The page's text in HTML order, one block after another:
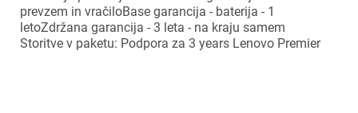
prevzem in vračiloBase garancija - baterija - 1
letoZdržana garancija - 3 leta - na kraju samem
Storitve v paketu: Podpora za 3 years Lenovo Premier
Prekliči Prijava